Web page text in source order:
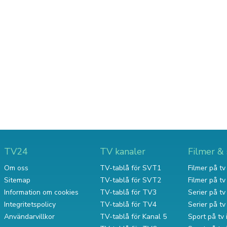
TV24
Om oss
Sitemap
Information om cookies
Integritetspolicy
Användarvillkor
TV kanaler
TV-tablå för SVT1
TV-tablå för SVT2
TV-tablå för TV3
TV-tablå för TV4
TV-tablå för Kanal 5
Filmer &
Filmer på
Filmer på
Serier på
Serier på
Sport på tv